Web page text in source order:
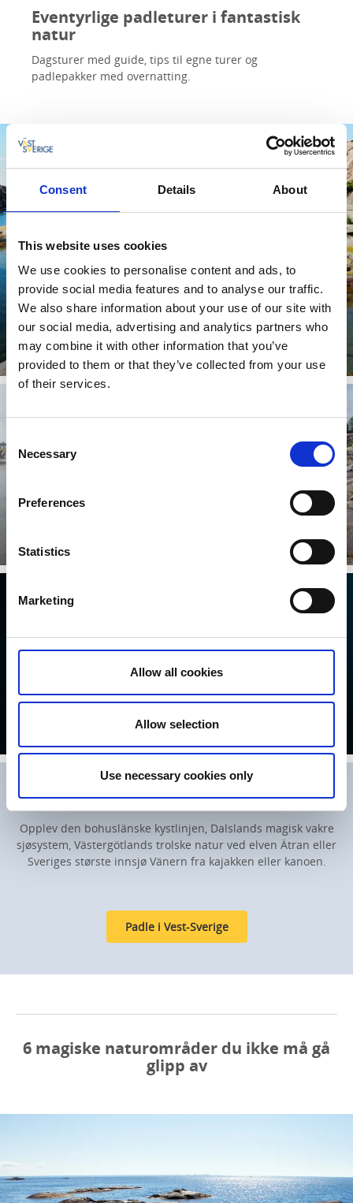
Consent Details About
This website uses cookies
We use cookies to personalise content and ads, to
provide social media features and to analyse our traffic.
We also share information about your use of our site with
our social media, advertising and analytics partners who
may combine it with other information that you’ve
provided to them or that they’ve collected from your use
of their services.
Selection
Necessary
Preferences
Statistics
Marketing
Allow all cookies
Allow selection
Use necessary cookies only
Eventyrlige padleturer i fantastisk
natur
Dagsturer med guide, tips til egne turer og
padlepakker med overnatting.
Padle i den vakre skjærgården
Les mer
Les mer
Padletur på hav og innsjø
Opplev den bohuslänske kystlinjen, Dalslands magisk vakre
sjøsystem, Västergötlands trolske natur ved elven Ätran eller
Sveriges største innsjø Vänern fra kajakken eller kanoen.
Padle i Vest-Sverige
6 magiske naturområder du ikke må gå
glipp av